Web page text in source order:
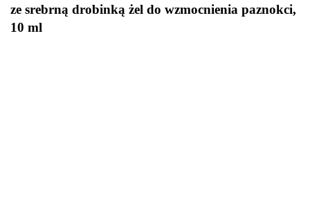
ze srebrną drobinką żel do wzmocnienia paznokci,
10 ml